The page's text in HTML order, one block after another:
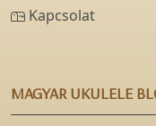
Kapcsolat
MAGYAR UKULELE